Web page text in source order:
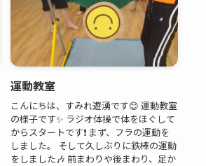
運動教室
こんにちは、すみれ遊湧です😊 運動教室
の様子です✨ ラジオ体操で体をほぐして
からスタートです❗ まず、フラの運動を
しました。 そして久しぶりに鉄棒の運動
をしました🎶 前まわりや後まわり、足か